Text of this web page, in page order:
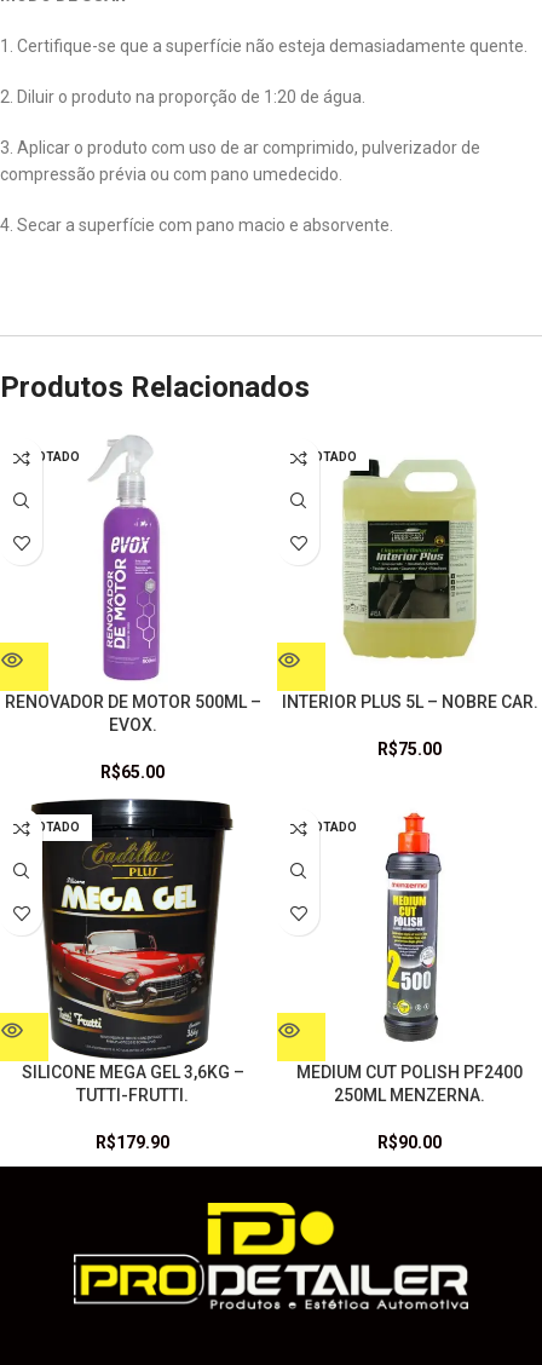
1. Certifique-se que a superfície não esteja demasiadamente quente.
2. Diluir o produto na proporção de 1:20 de água.
3. Aplicar o produto com uso de ar comprimido, pulverizador de
compressão prévia ou com pano umedecido.
4. Secar a superfície com pano macio e absorvente.
Produtos Relacionados
ESGOTADO
RENOVADOR DE MOTOR 500ML –
EVOX.
R$65.00
ESGOTADO
INTERIOR PLUS 5L – NOBRE CAR.
R$75.00
ESGOTADO
SILICONE MEGA GEL 3,6KG –
TUTTI-FRUTTI.
R$179.90
ESGOTADO
MEDIUM CUT POLISH PF2400
250ML MENZERNA.
R$90.00